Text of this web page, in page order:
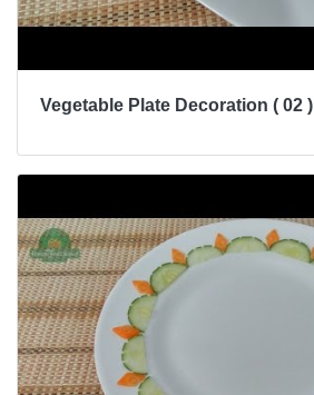
Vegetable Plate Decoration ( 02 )